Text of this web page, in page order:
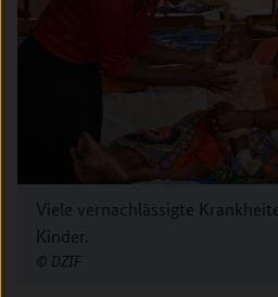
Viele vernachlässigte
Kinder.
DZIF